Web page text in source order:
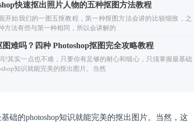
快速抠出照片人物的五种抠图方法教程
开始我们的一图五抠教程，第一种抠图方法会讲的比较细致，之
方法有些与第一种相同，所以会讲解的
图难吗？四种 Photoshop抠图完全攻略教程
?其实一点也不难，只要你有足够的耐心和细心，只须掌握最基础
知识就能完美的抠出图片。当然
础的photoshop知识就能完美的抠出图片。当然，这